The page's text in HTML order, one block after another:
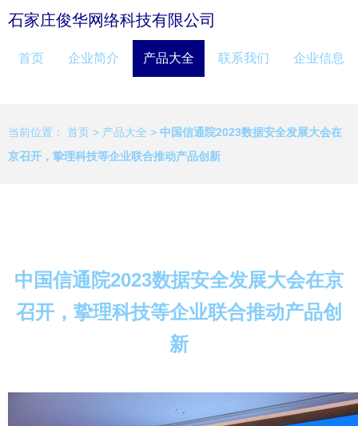
石家庄俊华网络科技有限公司
首页 企业简介 产品大全 联系我们 企业信息
当前位置： 首页 > 产品大全 > 中国信通院2023数据安全发展大会在
京召开，挚理科技等企业联合推动产品创新
中国信通院2023数据安全发展大会在京
召开，挚理科技等企业联合推动产品创
新